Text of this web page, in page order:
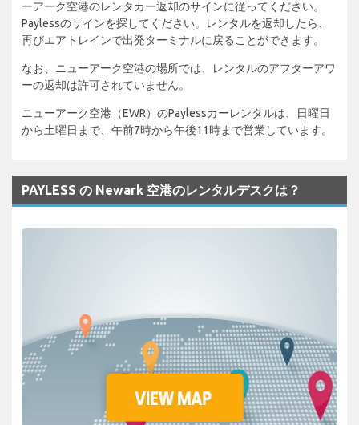
ーアーク空港のレンタカー返却のサインに従ってください。
Paylessのサインを探してください。レンタルを返却したら、
再びエアトレインで出発ターミナルに戻ることができます。
なお、ニューアーク空港の場所では、レンタルのアフターアワ
ーの返却は許可されていません。
ニューアーク空港（EWR）のPaylessカーレンタルは、日曜日
から土曜日まで、午前7時から午後11時まで営業しています。
PAYLESS の Newark 空港のレンタルデスクは？